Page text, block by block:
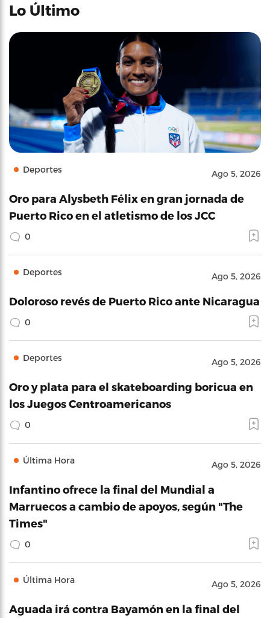
Lo Último
Deportes Ago 5, 2026
Oro para Alysbeth Félix en gran jornada de
Puerto Rico en el atletismo de los JCC
0
Deportes Ago 5, 2026
Doloroso revés de Puerto Rico ante Nicaragua
0
Deportes Ago 5, 2026
Oro y plata para el skateboarding boricua en
los Juegos Centroamericanos
0
Última Hora Ago 5, 2026
Infantino ofrece la final del Mundial a
Marruecos a cambio de apoyos, según "The
Times"
0
Última Hora Ago 5, 2026
Aguada irá contra Bayamón en la final del